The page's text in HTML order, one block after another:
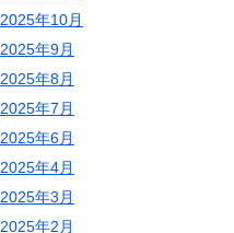
2025年10月
2025年9月
2025年8月
2025年7月
2025年6月
2025年4月
2025年3月
2025年2月